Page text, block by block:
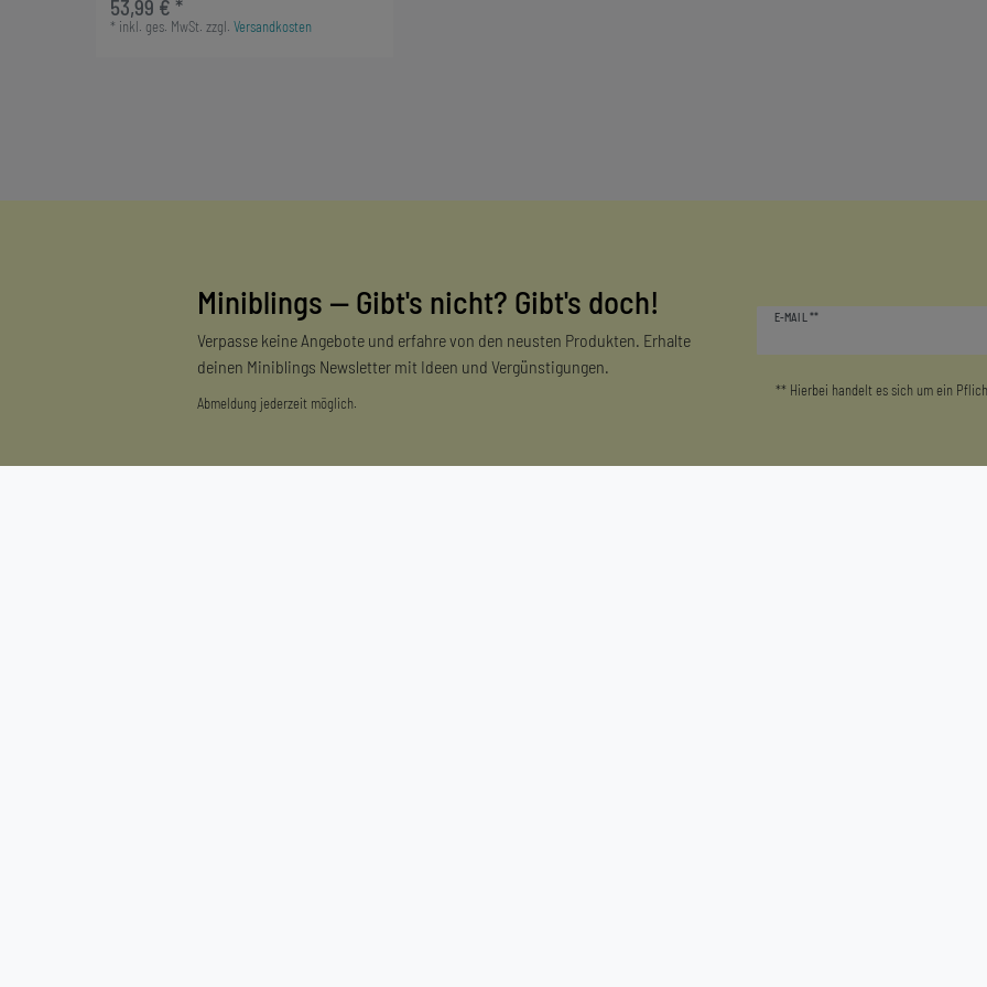
53,99 € *
* inkl. ges. MwSt. zzgl. Versandkosten
Miniblings — Gibt's nicht? Gibt's doch!
Verpasse keine Angebote und erfahre von den neusten Produkten. Erhalte
deinen Miniblings Newsletter mit Ideen und Vergünstigungen.
Abmeldung jederzeit möglich.
E-MAIL **
Honig
** Hierbei handelt es sich um ein